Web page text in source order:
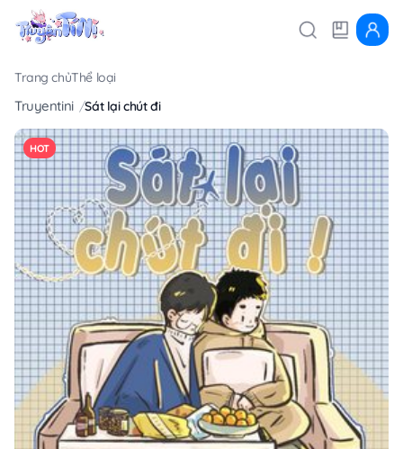
Trang chủThể loại
Truyentini Sát lại chút đi
HOT